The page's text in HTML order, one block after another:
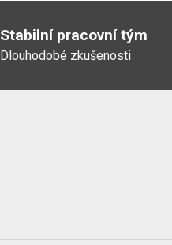
Stabilní pracovní tým
Dlouhodobé zkušenosti